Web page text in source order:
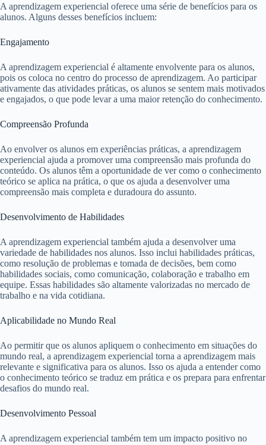
A aprendizagem experiencial oferece uma série de benefícios para os
alunos. Alguns desses benefícios incluem:
Engajamento
A aprendizagem experiencial é altamente envolvente para os alunos,
pois os coloca no centro do processo de aprendizagem. Ao participar
ativamente das atividades práticas, os alunos se sentem mais motivados
e engajados, o que pode levar a uma maior retenção do conhecimento.
Compreensão Profunda
Ao envolver os alunos em experiências práticas, a aprendizagem
experiencial ajuda a promover uma compreensão mais profunda do
conteúdo. Os alunos têm a oportunidade de ver como o conhecimento
teórico se aplica na prática, o que os ajuda a desenvolver uma
compreensão mais completa e duradoura do assunto.
Desenvolvimento de Habilidades
A aprendizagem experiencial também ajuda a desenvolver uma
variedade de habilidades nos alunos. Isso inclui habilidades práticas,
como resolução de problemas e tomada de decisões, bem como
habilidades sociais, como comunicação, colaboração e trabalho em
equipe. Essas habilidades são altamente valorizadas no mercado de
trabalho e na vida cotidiana.
Aplicabilidade no Mundo Real
Ao permitir que os alunos apliquem o conhecimento em situações do
mundo real, a aprendizagem experiencial torna a aprendizagem mais
relevante e significativa para os alunos. Isso os ajuda a entender como
o conhecimento teórico se traduz em prática e os prepara para enfrentar
desafios do mundo real.
Desenvolvimento Pessoal
A aprendizagem experiencial também tem um impacto positivo no